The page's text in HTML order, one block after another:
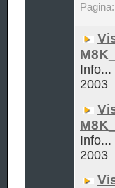
Info...
2003
Info...
2003